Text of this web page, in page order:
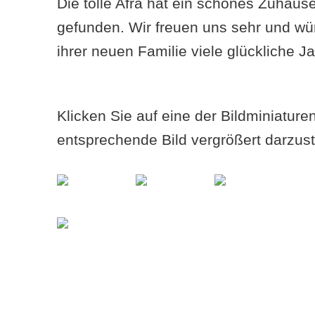
gefunden. Wir freuen uns sehr und
ihrer neuen Familie viele glückliche
Klicken Sie auf eine der
entsprechende Bild vergrößert